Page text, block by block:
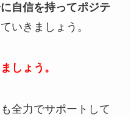
自信を持ってポジテ
いきましょう。
しょう。
全力でサポートして